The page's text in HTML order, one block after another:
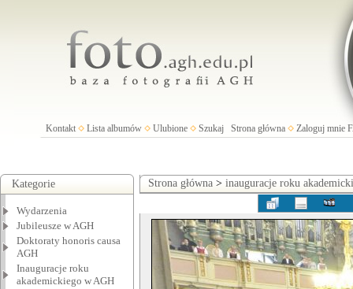
Kontakt Lista albumów Ulubione Szukaj Strona główna Zaloguj mnie
Kategorie
Wydarzenia
Jubileusze w AGH
Doktoraty honoris causa
AGH
Inauguracje roku
akademickiego w AGH
Strona główna > inauguracje roku